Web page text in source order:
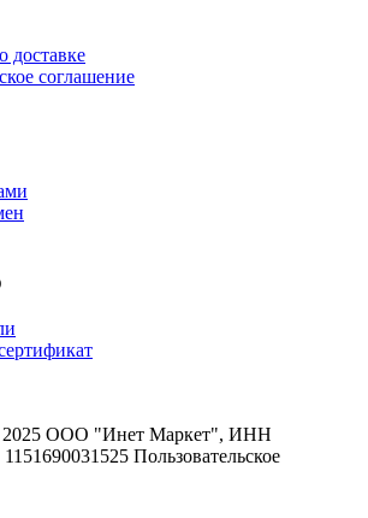
доставке
соглашение
2025 ООО "Инет Маркет", ИНН
Пользовательское